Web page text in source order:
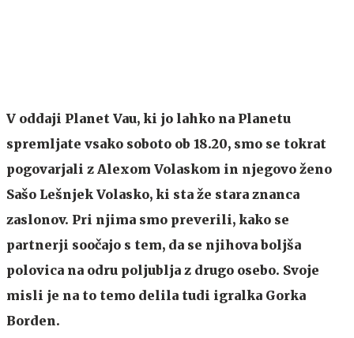
V oddaji Planet Vau, ki jo lahko na Planetu
spremljate vsako soboto ob 18.20, smo se tokrat
pogovarjali z Alexom Volaskom in njegovo ženo
Sašo Lešnjek Volasko, ki sta že stara znanca
zaslonov. Pri njima smo preverili, kako se
partnerji soočajo s tem, da se njihova boljša
polovica na odru poljublja z drugo osebo. Svoje
misli je na to temo delila tudi igralka Gorka
Borden.